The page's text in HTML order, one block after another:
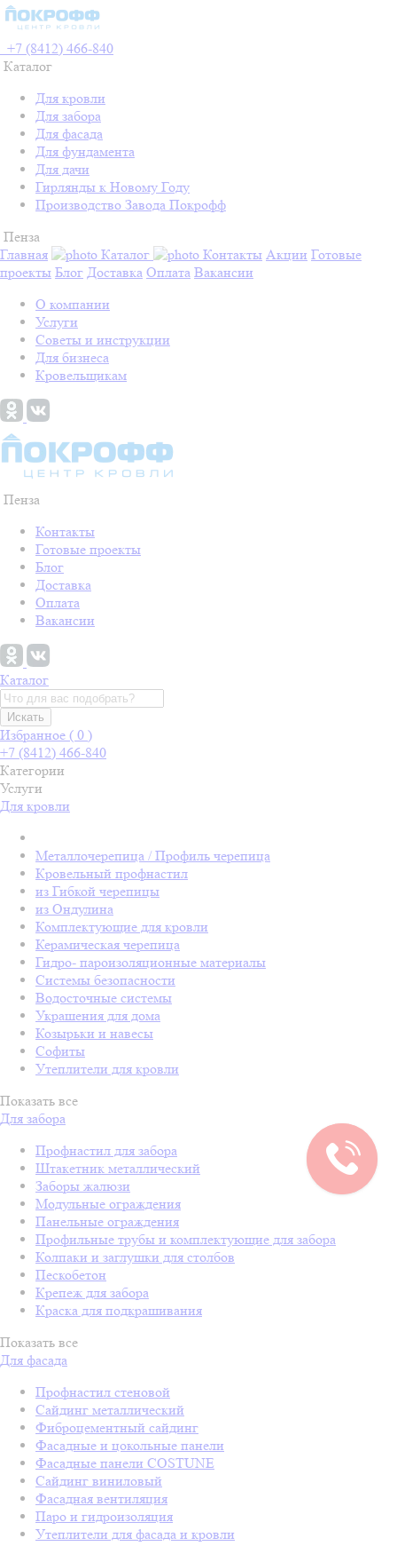
+7 (8412) 466-840
Каталог
Для кровли
Для забора
Для фасада
Для фундамента
Для дачи
Гирлянды к Новому Году
Производство Завода Покрофф
Пенза
Главная
Каталог Контакты Акции Готовые
проекты Блог Доставка Оплата Вакансии
О компании
Услуги
Советы и инструкции
Для бизнеса
Кровельщикам
Пенза
Контакты
Готовые проекты
Блог
Доставка
Оплата
Вакансии
Каталог
Искать
Избранное ( 0 )
+7 (8412) 466-840
Категории
Услуги
Для кровли
Металлочерепица / Профиль черепица
Кровельный профнастил
из Гибкой черепицы
из Ондулина
Комплектующие для кровли
Керамическая черепица
Гидро- пароизоляционные материалы
Системы безопасности
Водосточные системы
Украшения для дома
Козырьки и навесы
Софиты
Утеплители для кровли
Показать все
Для забора
Профнастил для забора
Штакетник металлический
Заборы жалюзи
Модульные ограждения
Панельные ограждения
Профильные трубы и комплектующие для забора
Колпаки и заглушки для столбов
Пескобетон
Крепеж для забора
Краска для подкрашивания
Показать все
Для фасада
Профнастил стеновой
Сайдинг металлический
Фиброцементный сайдинг
Фасадные и цокольные панели
Фасадные панели COSTUNE
Сайдинг виниловый
Фасадная вентиляция
Паро и гидроизоляция
Утеплители для фасада и кровли